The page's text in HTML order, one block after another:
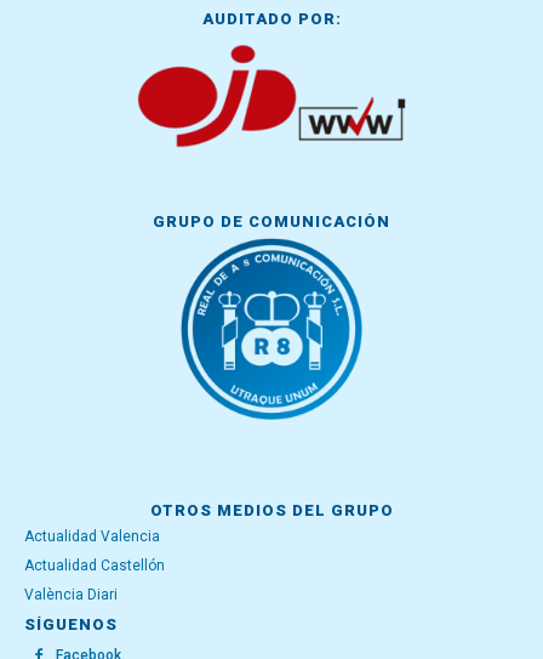
AUDITADO POR:
GRUPO DE COMUNICACIÓN
OTROS MEDIOS DEL GRUPO
Actualidad Valencia
Actualidad Castellón
València Diari
SÍGUENOS
Facebook